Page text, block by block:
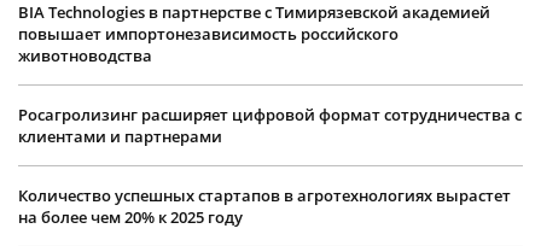
BIA Technologies в партнерстве с Тимирязевской академией
повышает импортонезависимость российского
животноводства
Росагролизинг расширяет цифровой формат сотрудничества с
клиентами и партнерами
Количество успешных стартапов в агротехнологиях вырастет
на более чем 20% к 2025 году